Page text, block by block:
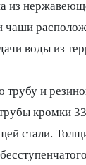
воды из
и
кромки
стали.